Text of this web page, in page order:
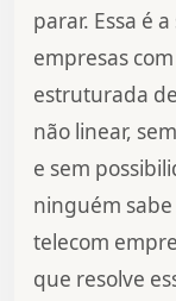
parar. Essa é
empresas
estruturada
não linear,
e sem
ninguém
telecom
que resolve